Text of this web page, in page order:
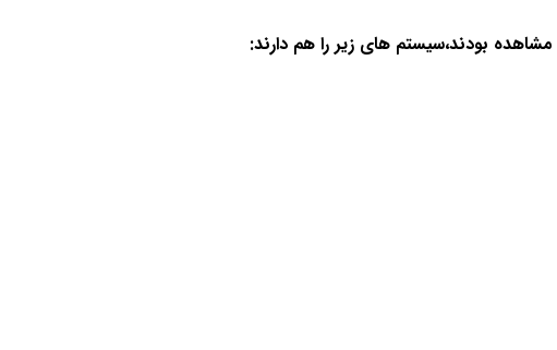
مشاهده بودند،سیستم های زیر را هم دارند: